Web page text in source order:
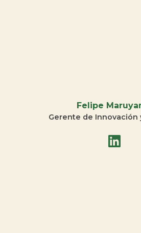
Felipe
Gerente de Innovación